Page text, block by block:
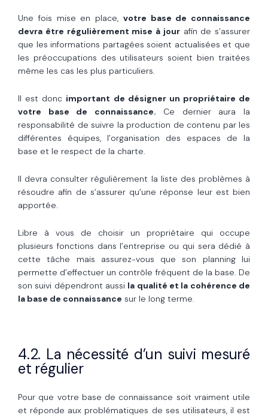
Une fois mise en place, votre base de connaissance
devra être régulièrement mise à jourafin de s’assurer
que les informations partagées soient actualisées et que
les préoccupations des utilisateurs soient bien traitées
même les cas les plus particuliers.
Il est donc important de désigner un propriétaire de
votre base de connaissance. Ce dernier aura la
responsabilité de suivre la production de contenu par les
différentes équipes, l’organisation des espaces de la
base et le respect de la charte.
Il devra consulter régulièrement la liste des problèmes à
résoudre afin de s’assurer qu’une réponse leur est bien
apportée.
Libre à vous de choisir un propriétaire qui occupe
plusieurs fonctions dans l’entreprise ou qui sera dédié à
cette tâche mais assurez-vous que son planning lui
permette d’effectuer un contrôle fréquent de la base. De
son suivi dépendront aussi la qualité et la cohérence de
la base de connaissance sur le long terme.
4.2. La nécessité d’un suivi mesuré
et régulier
Pour que votre base de connaissance soit vraiment utile
et réponde aux problématiques de ses utilisateurs, il est